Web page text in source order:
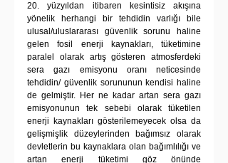
20. yüzyıldan itibaren kesintisiz akışına
yönelik herhangi bir tehdidin varlığı bile
ulusal/uluslararası güvenlik sorunu haline
gelen fosil enerji kaynakları, tüketimine
paralel olarak artış gösteren atmosferdeki
sera gazı emisyonu oranı neticesinde
tehdidin/ güvenlik sorununun kendisi haline
de gelmiştir. Her ne kadar artan sera gazı
emisyonunun tek sebebi olarak tüketilen
enerji kaynakları gösterilemeyecek olsa da
gelişmişlik düzeylerinden bağımsız olarak
devletlerin bu kaynaklara olan bağımlılığı ve
artan enerji tüketimi göz önünde